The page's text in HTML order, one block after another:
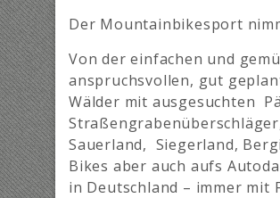
Der Mountainbikesport
Von der einfachen und
anspruchsvollen, gut
Wälder mit ausgesuchten
Sauerland, Siegerland,
Bikes aber auch aufs
in Deutschland – immer mit